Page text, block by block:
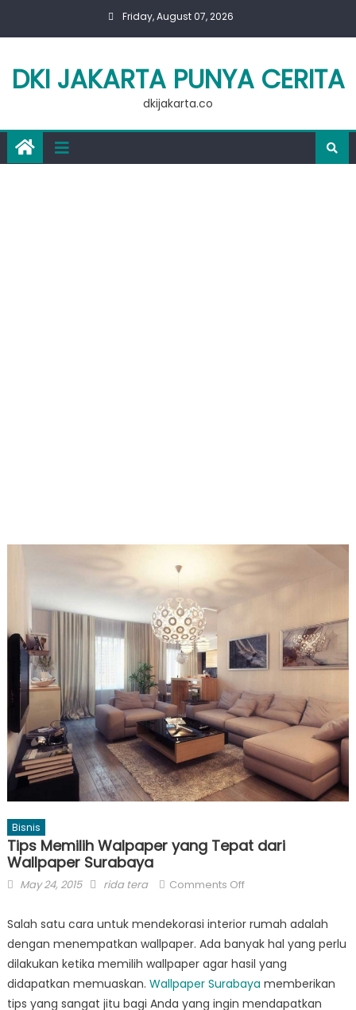
Friday, August 07, 2026
DKI JAKARTA PUNYA CERITA
dkijakarta.co
Bisnis
Tips Memilih Walpaper yang Tepat dari
Wallpaper Surabaya
Posted
May 24, 2015 Author
rida tera Comments Offon
Memilih
Walpaper
yang
Tepat
dari
Salah satu cara untuk mendekorasi interior rumah adalah
dengan menempatkan wallpaper. Ada banyak hal yang perlu
dilakukan ketika memilih wallpaper agar hasil yang
didapatkan memuaskan. Wallpaper Surabaya memberikan
tips yang sangat jitu bagi Anda yang ingin mendapatkan